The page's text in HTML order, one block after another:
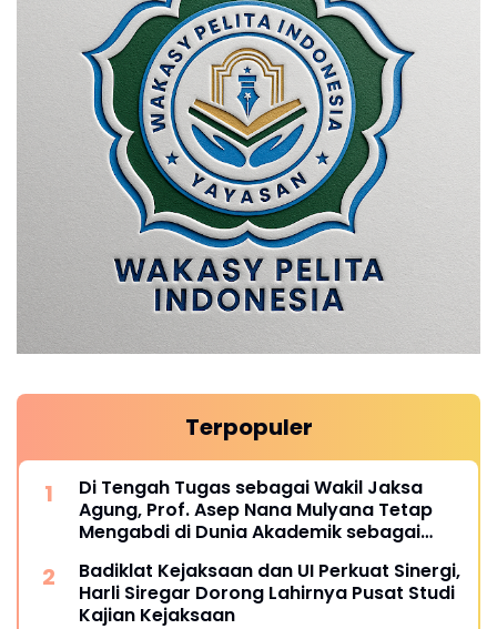
Terpopuler
Di Tengah Tugas sebagai Wakil Jaksa
Agung, Prof. Asep Nana Mulyana Tetap
Mengabdi di Dunia Akademik sebagai
Badiklat Kejaksaan dan UI Perkuat Sinergi,
Harli Siregar Dorong Lahirnya Pusat Studi
Kajian Kejaksaan